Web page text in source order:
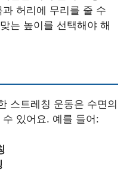
허리에 무리를 줄 수
는 높이를 선택해야 해
스트레칭 운동은 수면의
있어요. 예를 들어: